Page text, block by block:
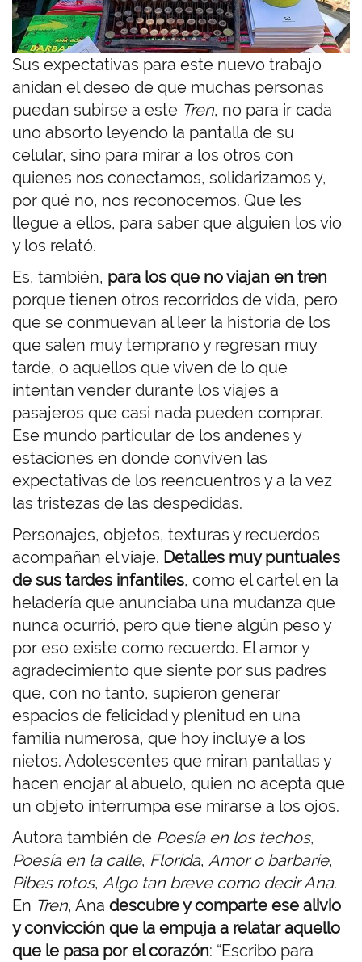
Sus expectativas para este nuevo trabajo
anidan el deseo de que muchas personas
puedan subirse a este Tren, no para ir cada
uno absorto leyendo la pantalla de su
celular, sino para mirar a los otros con
quienes nos conectamos, solidarizamos y,
por qué no, nos reconocemos. Que les
llegue a ellos, para saber que alguien los vio
y los relató.
Es, también, para los que no viajan en tren
porque tienen otros recorridos de vida, pero
que se conmuevan al leer la historia de los
que salen muy temprano y regresan muy
tarde, o aquellos que viven de lo que
intentan vender durante los viajes a
pasajeros que casi nada pueden comprar.
Ese mundo particular de los andenes y
estaciones en donde conviven las
expectativas de los reencuentros y a la vez
las tristezas de las despedidas.
Personajes, objetos, texturas y recuerdos
acompañan el viaje. Detalles muy puntuales
de sus tardes infantiles, como el cartel en la
heladería que anunciaba una mudanza que
nunca ocurrió, pero que tiene algún peso y
por eso existe como recuerdo. El amor y
agradecimiento que siente por sus padres
que, con no tanto, supieron generar
espacios de felicidad y plenitud en una
familia numerosa, que hoy incluye a los
nietos. Adolescentes que miran pantallas y
hacen enojar al abuelo, quien no acepta que
un objeto interrumpa ese mirarse a los ojos.
Autora también de Poesía en los techos,
Poesía en la calle, Florida, Amor o barbarie,
Pibes rotos, Algo tan breve como decir Ana.
En Tren, Ana descubre y comparte ese alivio
y convicción que la empuja a relatar aquello
que le pasa por el corazón: “Escribo para